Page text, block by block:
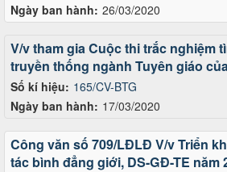
Ngày ban hành: 26/03/2020
Số kí hiệu: 165/CV-BTG
Ngày ban hành: 17/03/2020
V/v tham gia Cuộc thi trắc nghiệm
truyền thống ngành Tuyên giáo
Công văn số 709/LĐLĐ V/v Triển
tác bình đẳng giới, DS-GĐ-TE năm